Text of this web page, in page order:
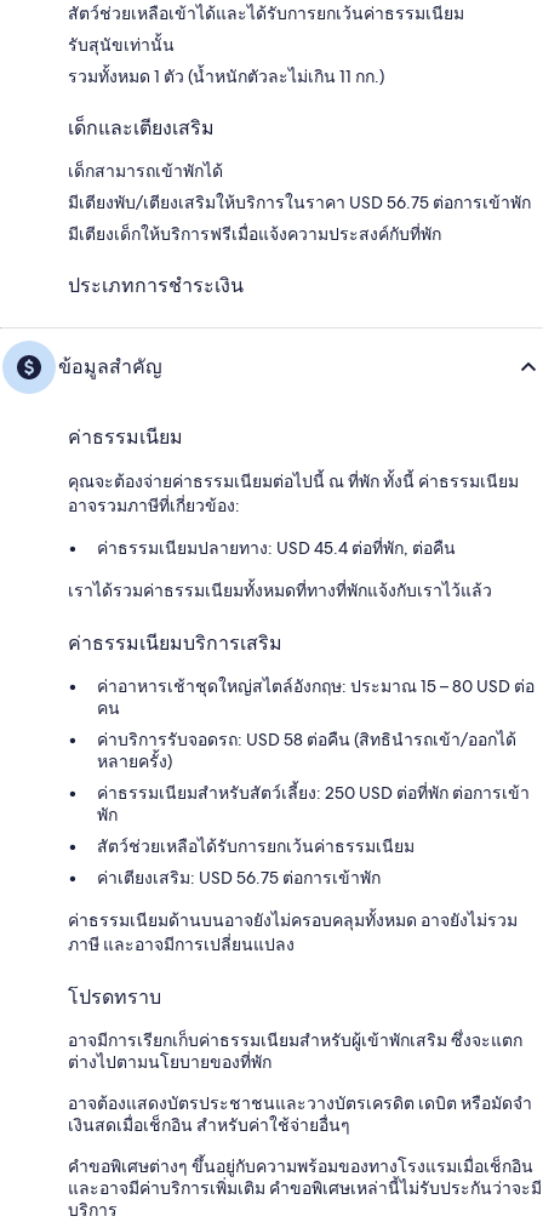
สัตว์ช่วยเหลือเข้าได้และได้รับการยกเว้นค่าธรรมเนียม
รับสุนัขเท่านั้น
รวมทั้งหมด 1 ตัว (น้ำหนักตัวละไม่เกิน 11 กก.)
เด็กและเตียงเสริม
เด็กสามารถเข้าพักได้
มีเตียงพับ/เตียงเสริมให้บริการในราคา USD 56.75 ต่อการเข้าพัก
มีเตียงเด็กให้บริการฟรีเมื่อแจ้งความประสงค์กับที่พัก
ประเภทการชำระเงิน
ข้อมูลสำคัญ
ค่าธรรมเนียม
คุณจะต้องจ่ายค่าธรรมเนียมต่อไปนี้ ณ ที่พัก ทั้งนี้ ค่าธรรมเนียม
อาจรวมภาษีที่เกี่ยวข้อง:
ค่าธรรมเนียมปลายทาง: USD 45.4 ต่อที่พัก, ต่อคืน
เราได้รวมค่าธรรมเนียมทั้งหมดที่ทางที่พักแจ้งกับเราไว้แล้ว
ค่าธรรมเนียมบริการเสริม
ค่าอาหารเช้าชุดใหญ่สไตล์อังกฤษ: ประมาณ 15 – 80 USD ต่อ
คน
ค่าบริการรับจอดรถ: USD 58 ต่อคืน (สิทธินำรถเข้า/ออกได้
หลายครั้ง)
ค่าธรรมเนียมสำหรับสัตว์เลี้ยง: 250 USD ต่อที่พัก ต่อการเข้า
พัก
สัตว์ช่วยเหลือได้รับการยกเว้นค่าธรรมเนียม
ค่าเตียงเสริม: USD 56.75 ต่อการเข้าพัก
ค่าธรรมเนียมด้านบนอาจยังไม่ครอบคลุมทั้งหมด อาจยังไม่รวม
ภาษี และอาจมีการเปลี่ยนแปลง
โปรดทราบ
อาจมีการเรียกเก็บค่าธรรมเนียมสำหรับผู้เข้าพักเสริม ซึ่งจะแตก
ต่างไปตามนโยบายของที่พัก
อาจต้องแสดงบัตรประชาชนและวางบัตรเครดิต เดบิต หรือมัดจำ
เงินสดเมื่อเช็กอิน สำหรับค่าใช้จ่ายอื่นๆ
คำขอพิเศษต่างๆ ขึ้นอยู่กับความพร้อมของทางโรงแรมเมื่อเช็กอิน
และอาจมีค่าบริการเพิ่มเติม คำขอพิเศษเหล่านี้ไม่รับประกันว่าจะมี
บริการ